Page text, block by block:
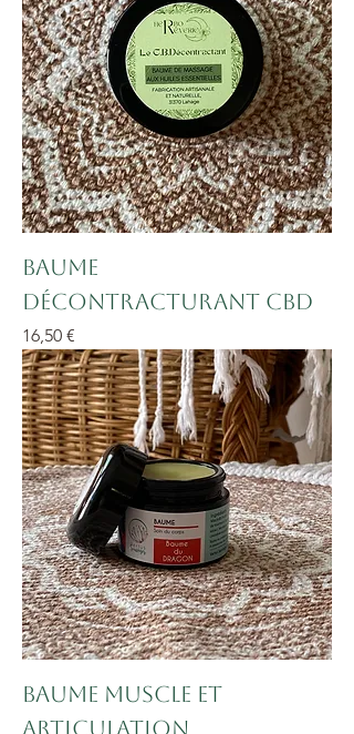
Baume
décontracturant CBD
Prix
16,50 €
Baume muscle et
articulation